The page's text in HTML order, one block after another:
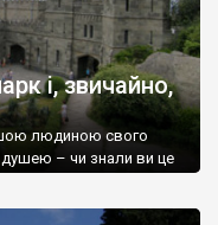
і, звичайно,
людиною свого
душею – чи знали ви це